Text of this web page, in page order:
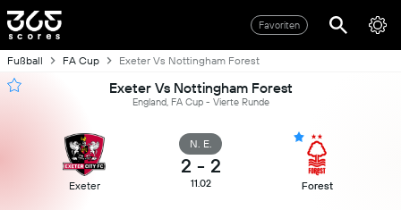
Favoriten
Fußball FA Cup Exeter Vs Nottingham Forest
Exeter Vs Nottingham Forest
England, FA Cup - Vierte Runde
Exeter
N. E.
2 - 2
11.02 Forest